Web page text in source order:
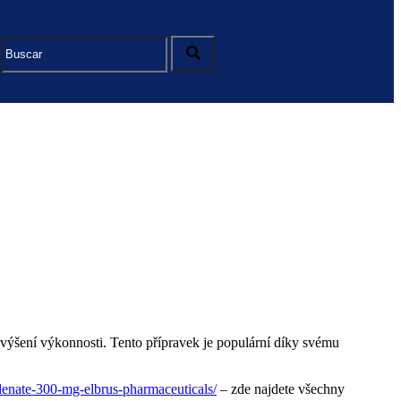
výkonnosti. Tento přípravek je populární díky svému
300-mg-elbrus-pharmaceuticals/– zde najdete všechny